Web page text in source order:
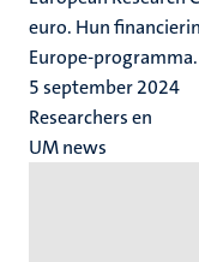
euro. Hun
Europe-programma.
5 september 2024
Researchers en
UM news